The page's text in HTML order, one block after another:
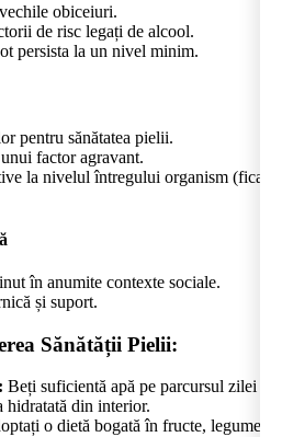
obiceiuri.
de risc legați de alcool.
persista la un nivel minim.
pentru sănătatea pielii.
factor agravant.
la nivelul întregului organism (ficat,
în anumite contexte sociale.
și suport.
Sănătății Pielii:
Beți suficientă apă pe parcursul zilei
hidratată din interior.
o dietă bogată în fructe, legume,